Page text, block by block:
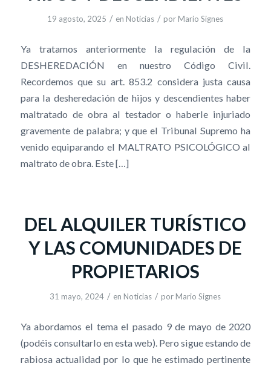
19 agosto, 2025 / en Noticias / por Mario Signes
Ya tratamos anteriormente la regulación de la
DESHEREDACIÓN en nuestro Código Civil.
Recordemos que su art. 853.2 considera justa causa
para la desheredación de hijos y descendientes haber
maltratado de obra al testador o haberle injuriado
gravemente de palabra; y que el Tribunal Supremo ha
venido equiparando el MALTRATO PSICOLÓGICO al
maltrato de obra. Este […]
DEL ALQUILER TURÍSTICO
Y LAS COMUNIDADES DE
PROPIETARIOS
31 mayo, 2024 / en Noticias / por Mario Signes
Ya abordamos el tema el pasado 9 de mayo de 2020
(podéis consultarlo en esta web). Pero sigue estando de
rabiosa actualidad por lo que he estimado pertinente